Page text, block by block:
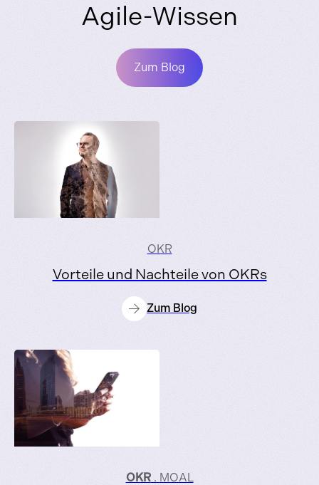
Agile-Wissen
Zum Blog
OKR
Vorteile und Nachteile von OKRs
Zum Blog
OKR. MOAL